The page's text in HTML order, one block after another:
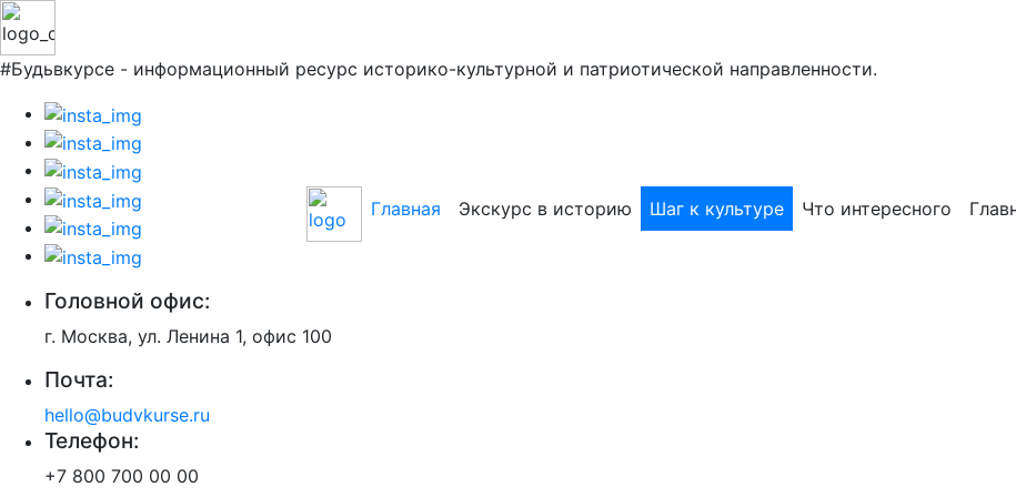
#Будьвкурсе - информационный ресурс историко-культурной и патриотической направленности.
Головной офис:
г. Москва, ул. Ленина 1, офис 100
Почта:
hello@budvkurse.ru
Телефон:
+7 800 700 00 00
Главная Экскурс в историю Шаг к культуре Что интересного